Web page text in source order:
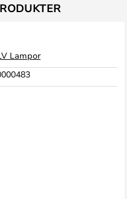
Lampor